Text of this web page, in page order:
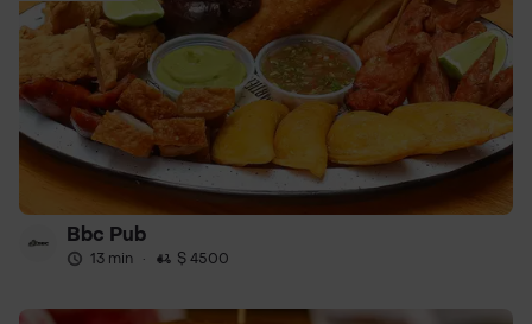
Bbc Pub
13 min · $ 4500